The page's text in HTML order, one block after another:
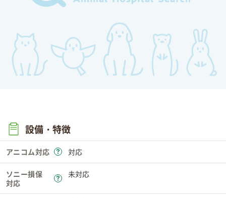
設備・特徴
アニコム対応 対応
ソニー損保
対応
未対応